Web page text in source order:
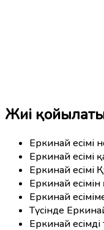
Жиі
Еркинай есімі
Еркинай есімі
Еркинай есімі
Еркинай
Еркинай
Түсінде
Еркинай